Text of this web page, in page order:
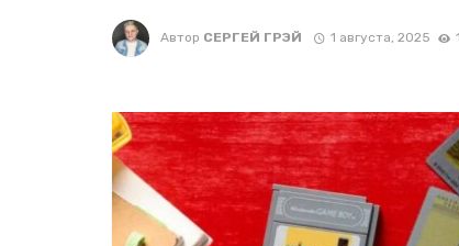
Автор СЕРГЕЙ ГРЭЙ 1 августа, 2025